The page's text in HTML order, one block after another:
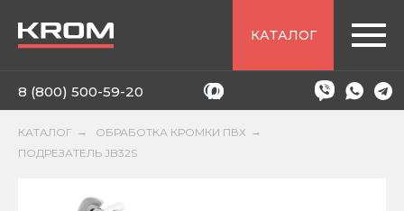
КАТАЛОГ
8 (800) 500-59-20
КАТАЛОГ → ОБРАБОТКА КРОМКИ ПВХ →
ПОДРЕЗАТЕЛЬ JB32S